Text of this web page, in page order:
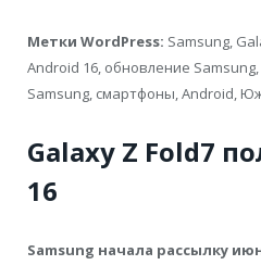
Метки WordPress: Samsung,
Android 16, обновление
Samsung, смартфоны, Android,
Galaxy Z Fold7
16
Samsung начала рассылку